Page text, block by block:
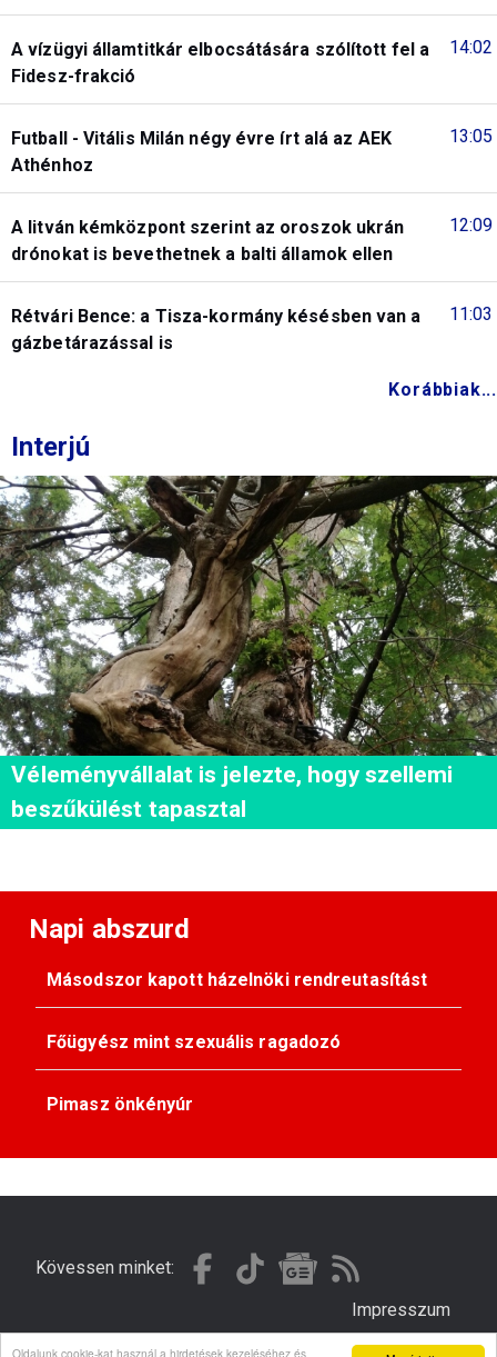
Oldalunk cookie-kat használ a hirdetések kezeléséhez és
14:02
A vízügyi államtitkár elbocsátására szólított fel a
Fidesz-frakció
13:05
Futball - Vitális Milán négy évre írt alá az AEK
Athénhoz
12:09
A litván kémközpont szerint az oroszok ukrán
drónokat is bevethetnek a balti államok ellen
11:03
Rétvári Bence: a Tisza-kormány késésben van a
gázbetárazással is
Korábbiak...
Interjú
Véleményvállalat is jelezte, hogy szellemi
beszűkülést tapasztal
Napi abszurd
Másodszor kapott házelnöki rendreutasítást
Főügyész mint szexuális ragadozó
Pimasz önkényúr
Kövessen minket:
Impresszum